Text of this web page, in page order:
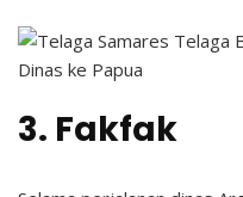
3. Fakfak